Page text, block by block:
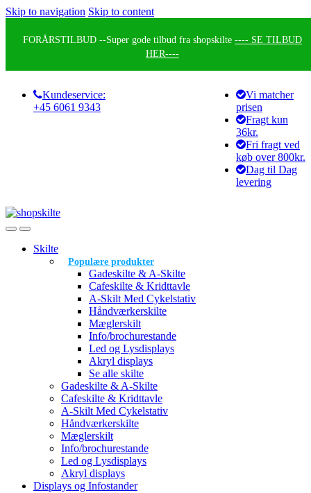
Skip to navigation Skip to content
FORÅRSTILBUD --Super gode tilbud fra shopskilte ---- SE TILBUD
HER----
Kundeservice:
+45 6061 9343
Vi matcher
prisen
Fragt kun
36kr.
Fri fragt ved
køb over 800kr.
Dag til Dag
levering
Skilte
Populære produkter
Gadeskilte & A-Skilte
Cafeskilte & Kridttavle
A-Skilt Med Cykelstativ
Håndværkerskilte
Mæglerskilt
Info/brochurestande
Led og Lysdisplays
Akryl displays
Se alle skilte
Gadeskilte & A-Skilte
Cafeskilte & Kridttavle
A-Skilt Med Cykelstativ
Håndværkerskilte
Mæglerskilt
Info/brochurestande
Led og Lysdisplays
Akryl displays
Displays og Infostander